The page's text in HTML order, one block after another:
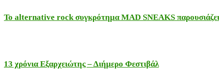
Το alternative rock συγκρότημα MAD SNEAKS
13 χρόνια Εξαρχειώτης – Διήμερο Φεστιβάλ